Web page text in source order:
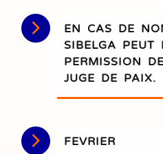
EN CAS DE
SIBELGA PEUT
PERMISSION
JUGE DE PAIX.
FEVRIER